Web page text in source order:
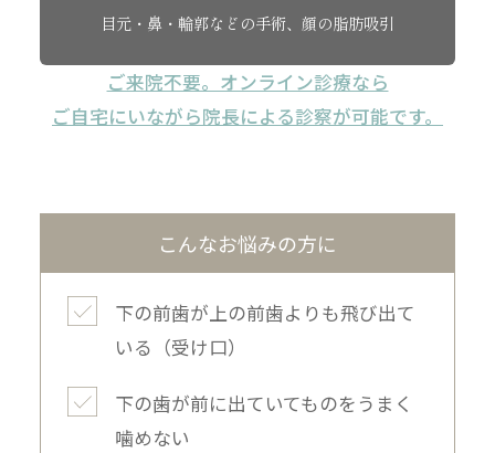
目元・鼻・輪郭などの手術、顔の脂肪吸引
ご来院不要。オンライン診療なら
ご自宅にいながら院長による診察が可能です。
こんなお悩みの方に
下の前歯が上の前歯よりも飛び出て
いる（受け口）
下の歯が前に出ていてものをうまく
噛めない